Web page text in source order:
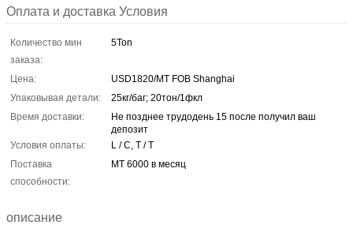
Оплата и доставка Условия
Количество мин
заказа:
5Ton
Цена:
USD1820/MT FOB Shanghai
Упаковывая детали:
25кг/баг; 20тон/1фкл
Время доставки:
Не позднее трудодень 15 после получил ваш
депозит
Условия оплаты:
L / C, T / T
Поставка
способности:
MT 6000 в месяц
описание